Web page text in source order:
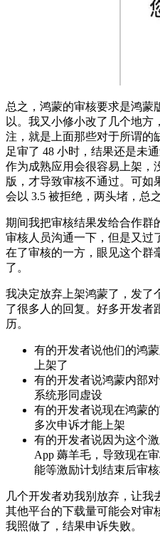
总之，鸿蒙的审核要求是鸿蒙
以。我又小修小改了几个地方
注，就是上面那些对于所谓的
足审了 48 小时，结果还是未
作为成熟应用会很容易上架，
版，才导致审核不通过。可如
会以 3.5 被拒绝，两头堵，总
期间我把审核结果发给合作群
审核人员沟通一下，但是又过
在了审核的一方，眼见这个群
了。
我决定放弃上架鸿蒙了，发了
了很多人的回复。好多开发者
历。
有的开发者说他们的鸿
上架了
有的开发者说鸿蒙内部
系统形同虚设
有的开发者说现在鸿蒙
多次申诉才能上架
有的开发者说因为这个
App 薅羊毛，导致现在
能等激励计划结束后审核
几个开发者劝我别放弃，让我
其他平台的下载量可能会对审
我照做了，结果申诉失败。